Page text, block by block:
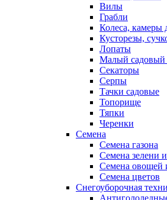
Вилы
Грабли
Колеса, камеры
Кусторезы,
Лопаты
Малый садовый
Секаторы
Серпы
Тачки садовые
Топорище
Тяпки
Черенки
Семена
Семена газона
Семена зелени
Семена овощей
Семена цветов
Снегоуборочная